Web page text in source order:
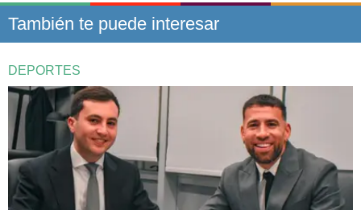
También te puede interesar
DEPORTES